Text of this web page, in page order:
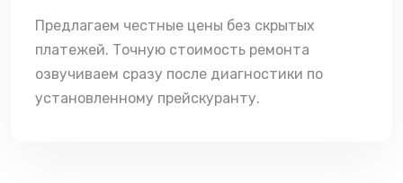
Предлагаем честные цены без скрытых
платежей. Точную стоимость ремонта
озвучиваем сразу после диагностики по
установленному прейскуранту.